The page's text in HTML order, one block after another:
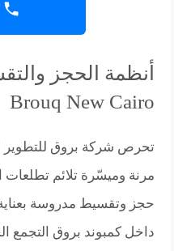
أنظمة الحجز
Brouq New Cairo
تحرص شركة بروق للتطوير
مرنة وميسّرة تلائم تطلعات
حجز وتقسيط مدروسة
داخل كمبوند بروق التجمع